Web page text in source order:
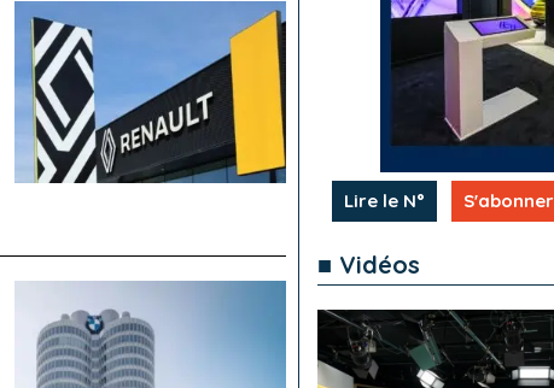
Lire le N° S'abonner
■ Vidéos